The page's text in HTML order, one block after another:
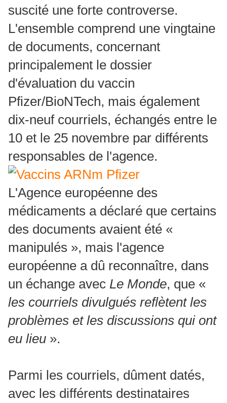
suscité une forte controverse.
L'ensemble comprend une vingtaine
de documents, concernant
principalement le dossier
d'évaluation du vaccin
Pfizer/BioNTech, mais également
dix-neuf courriels, échangés entre le
10 et le 25 novembre par différents
responsables de l'agence.
L'Agence européenne des
médicaments a déclaré que certains
des documents avaient été «
manipulés », mais l'agence
européenne a dû reconnaître, dans
un échange avec Le Monde, que «
les courriels divulgués reflètent les
problèmes et les discussions qui ont
eu lieu ».
Parmi les courriels, dûment datés,
avec les différents destinataires